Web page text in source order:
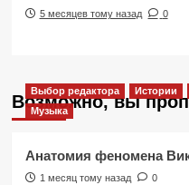
5 месяцев тому назад 0
Возможно, вы
Выбор редактора Истории
Музыка
Анатомия феномена
1 месяц тому назад 0